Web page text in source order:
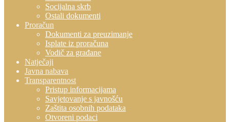
Socijalna skrb
Ostali dokumenti
Proračun
Dokumenti za preuzimanje
Isplate iz proračuna
Vodič za građane
Natječaji
Javna nabava
Transparentnost
Pristup informacijama
Savjetovanje s javnošću
Zaštita osobnih podataka
Otvoreni podaci